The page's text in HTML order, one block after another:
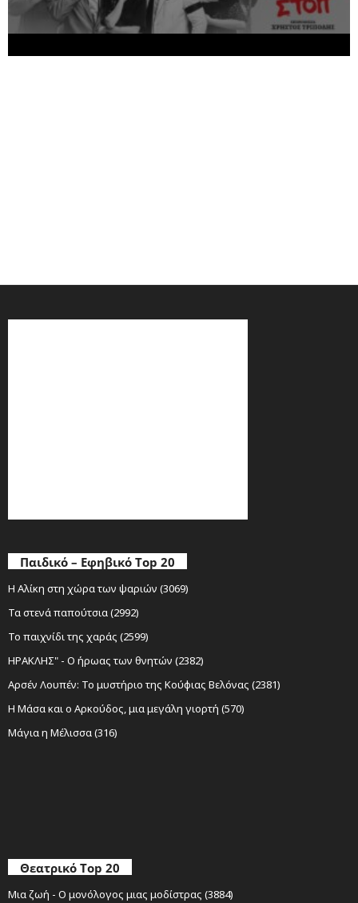
Παιδικό – Εφηβικό Top 20
Η Αλίκη στη χώρα των ψαριών (3069)
Τα στενά παπούτσια (2992)
Το παιχνίδι της χαράς (2599)
ΗΡΑΚΛΗΣ" - Ο ήρωας των θνητών (2382)
Αρσέν Λουπέν: Το μυστήριο της Κούφιας Βελόνας (2381)
Η Μάσα και ο Αρκούδος, μια μεγάλη γιορτή (570)
Μάγια η Μέλισσα (316)
Θεατρικό Top 20
Μια ζωή - Ο μονόλογος μιας μοδίστρας (3884)